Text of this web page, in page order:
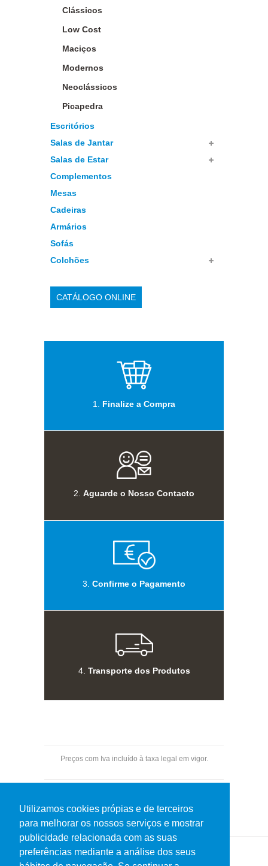
Utilizamos cookies própias e de terceiros
para melhorar os nossos serviços e mostrar
publicidade relacionada com as suas
preferências mediante a análise dos seus
Clássicos
Low Cost
Maciços
Modernos
Neoclássicos
Picapedra
Escritórios
Salas de Jantar
Salas de Estar
Complementos
Mesas
Cadeiras
Armários
Sofás
Colchões
CATÁLOGO ONLINE
1. Finalize a Compra
2. Aguarde o Nosso Contacto
3. Confirme o Pagamento
4. Transporte dos Produtos
Preços com Iva incluído à taxa legal em vigor.